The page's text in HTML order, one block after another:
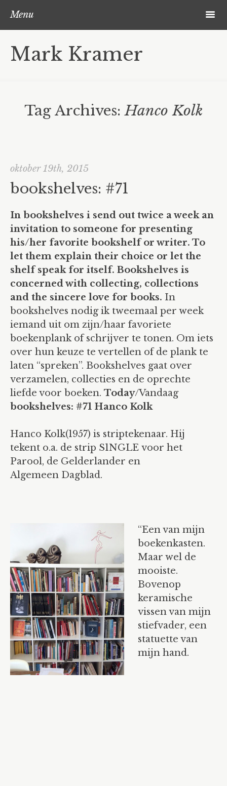
Mark Kramer
Menu m
2018 – 2008
projects
bookshelves
bookshelves
bookshelves: A t/m L
bookshelves: M t/m Z
bookshelves: 1 t/m …
blog
holes/perforations
bookshelves
white
drawings
work in progress
info
texts
Tag Archives:Hanco Kolk
oktober 19th, 2015
bookshelves: #71
In bookshelves i send out twice a week an
invitation to someone for presenting
his/her favorite bookshelf or writer. To
let them explain their choice or let the
shelf speak for itself. Bookshelves is
concerned with collecting, collections
and the sincere love for books. In
bookshelves nodig ik tweemaal per week
iemand uit om zijn/haar favoriete
boekenplank of schrijver te tonen. Om iets
over hun keuze te vertellen of de plank te
laten “spreken”. Bookshelves gaat over
verzamelen, collecties en de oprechte
liefde voor boeken. Today/Vandaag
bookshelves: #71 Hanco Kolk
Hanco Kolk(1957) is striptekenaar. Hij
tekent o.a. de strip S1NGLE voor het
Parool, de Gelderlander en
Algemeen Dagblad.
“Een van mijn
boekenkasten.
Maar wel de
mooiste.
Bovenop
keramische
vissen van mijn
stiefvader, een
statuette van
mijn hand.